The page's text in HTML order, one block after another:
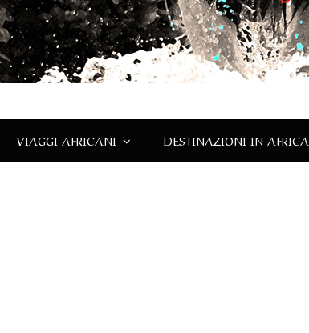
VIAGGI AFRICANI DESTINAZIONI IN AFRICA